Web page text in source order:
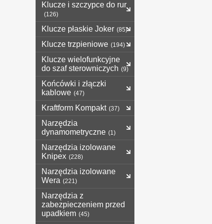
Klucze i szczypce do rur
(126)
Klucze płaskie Joker (85)
Klucze trzpieniowe (194)
Klucze wielofunkcyjne
do szaf sterowniczych (9)
Końcówki i złączki
kablowe (47)
Kraftform Kompakt (37)
Narzędzia
dynamometryczne (1)
Narzędzia izolowane
Knipex (228)
Narzędzia izolowane
Wera (221)
Narzędzia z
zabezpieczeniem przed
upadkiem (45)